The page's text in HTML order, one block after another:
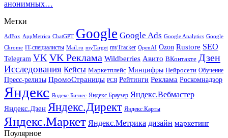
анонимных…
Метки
AdFox AppMetrica ChatGPT Google Google Ads Google Analytics Google
Chrome IT-специалисты Mail.ru myTarget myTracker OpenAI Ozon Rustore SEO
Telegram VK VK Реклама Wildberries Авито ВКонтакте Дзен
Исследования Кейсы Маркетплейс Минцифры Нейросети Обучение
Пресс-релизы ПромоСтраницы РСЯ Рейтинги Реклама Роскомнадзор
Яндекс Яндекс.Бизнес Яндекс.Браузер Яндекс.Вебмастер
Яндекс.Дзен Яндекс.Директ Яндекс.Карты
Яндекс.Маркет Яндекс.Метрика дизайн маркетинг
Поулярное